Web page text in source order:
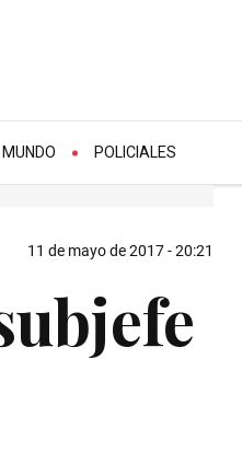
MUNDO
POLICIALES
11 de mayo de 2017 - 20:21